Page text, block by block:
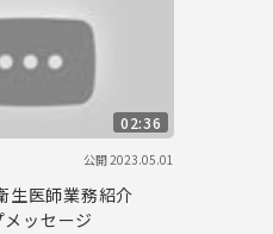
02:36
公開2023.05.01
生医師業務紹介
ッセージ